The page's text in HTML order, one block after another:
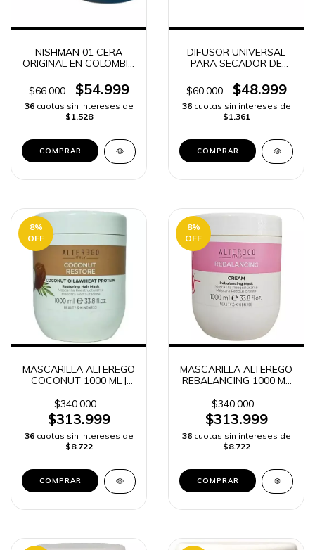
NISHMAN 01 CERA
ORIGINAL EN COLOMBIA
PROFESIONAL | ENVÍO
RÁPIDO
$66.000 $54.999
36 cuotas sin intereses de
$1.528
DIFUSOR UNIVERSAL
PARA SECADOR DE
ENVIO RAPIDO
$60.000 $48.999
36 cuotas sin intereses de
$1.361
COMPRAR
8%
OFF
MASCARILLA ALTEREGO
COCONUT 1000 ML |
$340.000
$313.999
36 cuotas sin intereses de
$8.722
8%
OFF
MASCARILLA ALTEREGO
REBALANCING 1000 ML
COLOMBIA
$340.000
$313.999
36 cuotas sin intereses de
$8.722